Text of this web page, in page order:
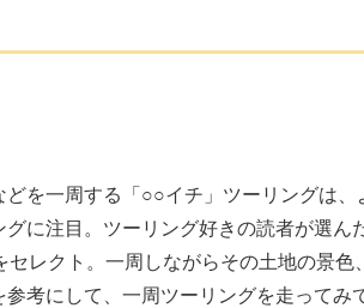
を一周する「○○イチ」ツーリングは、
に注目。ツーリング好きの読者が選ん
レクト。一周しながらその土地の景色
考にして、一周ツーリングを走ってみ